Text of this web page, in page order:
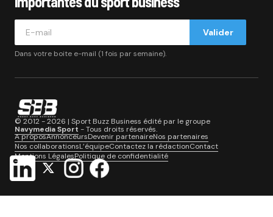
Valider
Dans votre boite e-mail (1 fois par semaine).
© 2012 - 2026 | Sport Buzz Business édité par le groupe
Navymedia Sport - Tous droits réservés.
A proposAnnonceursDevenir partenaireNos partenaires
Nos collaborationsL’équipeContactez la rédactionContact
Mentions LégalesPolitique de confidentialité